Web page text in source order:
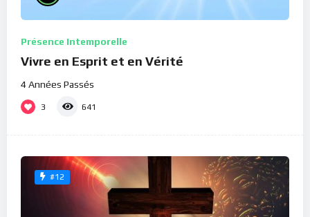
Présence Intemporelle
Vivre en Esprit et en Vérité
4 Années Passés
3 641
#12